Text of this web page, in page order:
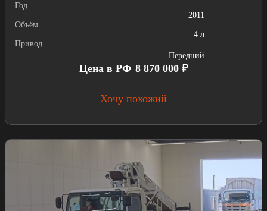
Год
2011
Объём
4 л
Привод
Передний
Цена в РФ 8 870 000 ₽
Хочу похожий